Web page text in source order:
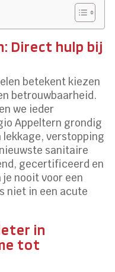
Direct hulp bij
betekent kiezen
betrouwbaarheid.
we ieder
Appeltern grondig
lekkage, verstopping
sanitaire
gecertificeerd en
nooit voor een
niet in een acute
in
tot